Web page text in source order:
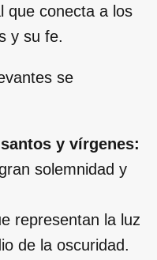
que conecta a los
y su fe.
se
y vírgenes:
solemnidad y
representan la luz
de la oscuridad.